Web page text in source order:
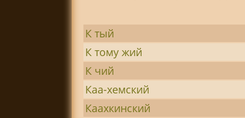
К тый
К тому жий
К чий
Каа-хемский
Каахкинский